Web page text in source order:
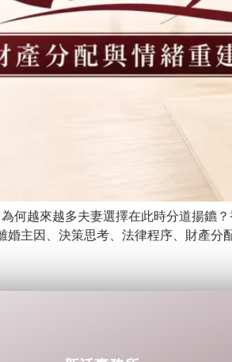
何越來越多夫妻選擇在此時分道揚鑣
主因、決策思考、法律程序、財產